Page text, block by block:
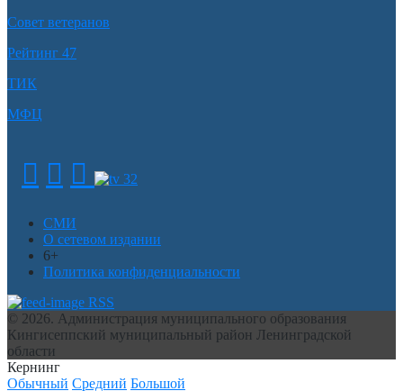
Совет ветеранов
Рейтинг 47
ТИК
МФЦ
СМИ
О сетевом издании
6+
Политика конфиденциальности
RSS
© 2026. Администрация муниципального образования
Кингисеппский муниципальный район Ленинградской
области
Кернинг
Обычный Средний Большой